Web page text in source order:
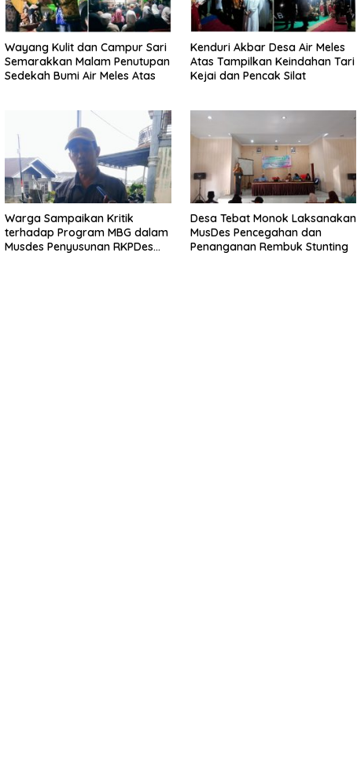
Wayang Kulit dan Campur Sari
Semarakkan Malam Penutupan
Sedekah Bumi Air Meles Atas
Kenduri Akbar Desa Air Meles
Atas Tampilkan Keindahan Tari
Kejai dan Pencak Silat
Warga Sampaikan Kritik
terhadap Program MBG dalam
Musdes Penyusunan RKPDes
Desa Tebat Monok Laksanakan
MusDes Pencegahan dan
Penanganan Rembuk Stunting